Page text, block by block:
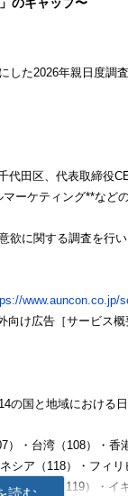
のギャップ〜
した2026年親日度調
田区、代表取締役
ーケティング**など
に関する調査を行
www.auncon.co.jp/
け広告［サービス概
の国と地域における
・台湾（108）・香
シア（118）・フィ
メリカ（119）・イ